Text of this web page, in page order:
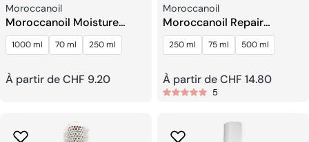
Fournisseur:
Moroccanoil
Moroccanoil Moisture
Repair l’après shampoing
1000 ml 70 ml 250 ml
Prix
À partir de CHF 9.20
Fournisseur:
Moroccanoil
Moroccanoil Repair
Restorative Masque
Capillaire
250 ml 75 ml 500 ml
Prix
À partir de CHF 14.80
5